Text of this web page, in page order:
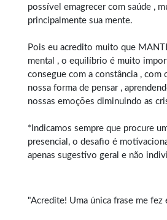
possível emagrecer com saúde ,
principalmente sua mente.
Pois eu acredito muito que
mental , o equilíbrio é muito
consegue com a constância , com
nossa forma de pensar ,
nossas emoções diminuindo as
*Indicamos sempre que procure
presencial, o desafio é
apenas sugestivo geral e não
"Acredite! Uma única frase me fez